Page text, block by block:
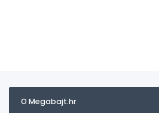
O Megabajt.hr